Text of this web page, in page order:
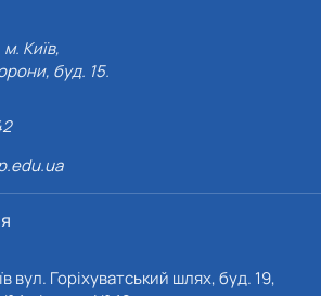
Київ,
буд. 15.
вул. Горіхуватський шлях, буд. 19,